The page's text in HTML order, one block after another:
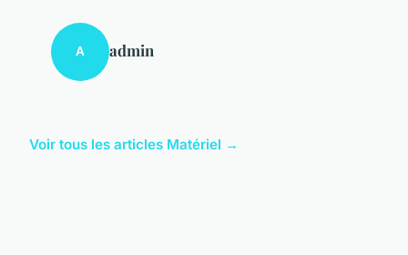
A admin
Voir tous les articles Matériel →